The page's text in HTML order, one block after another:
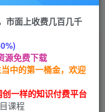
文作品-日入
配方）
关注 私信
市面上收费几百几千
源免费下载
中的第一桶金，欢迎
一样的知识付费平台
课程